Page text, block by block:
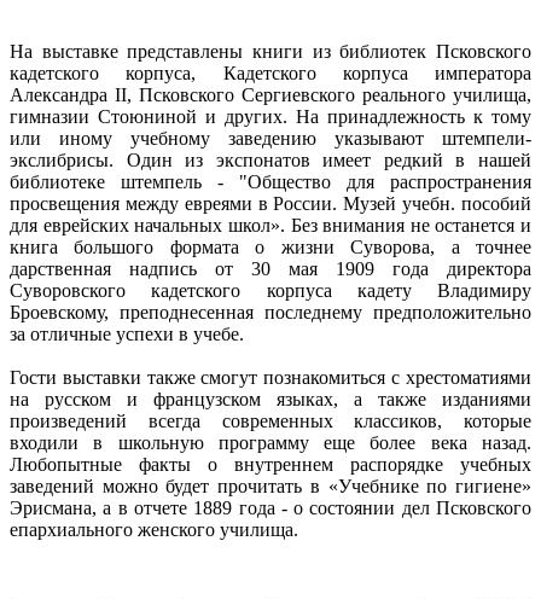
На выставке представлены книги из библиотек Псковского
кадетского корпуса, Кадетского корпуса императора
Александра II, Псковского Сергиевского реального училища,
гимназии Стоюниной и других. На принадлежность к тому
или иному учебному заведению указывают штемпели-
экслибрисы. Один из экспонатов имеет редкий в нашей
библиотеке штемпель - "Общество для распространения
просвещения между евреями в России. Музей учебн. пособий
для еврейских начальных школ». Без внимания не останется и
книга большого формата о жизни Суворова, а точнее
дарственная надпись от 30 мая 1909 года директора
Суворовского кадетского корпуса кадету Владимиру
Броевскому, преподнесенная последнему предположительно
за отличные успехи в учебе.
Гости выставки также смогут познакомиться с хрестоматиями
на русском и французском языках, а также изданиями
произведений всегда современных классиков, которые
входили в школьную программу еще более века назад.
Любопытные факты о внутреннем распорядке учебных
заведений можно будет прочитать в «Учебнике по гигиене»
Эрисмана, а в отчете 1889 года - о состоянии дел Псковского
епархиального женского училища.